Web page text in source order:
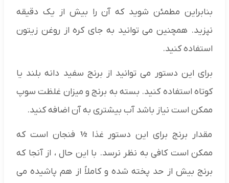
بنابراین مطمئن شوید که آن را بیش از یک دقیقه
نپزید. همچنین می توانید به جای کره از روغن زیتون
استفاده کنید.
برای این دستور می توانید از برنج سفید دانه بلند یا
کوتاه استفاده کنید. بسته به برنج و میزان غلظت سوپ
ممکن است نیاز باشد آب بیشتری به آن اضافه کنید.
مقدار برنج برای این دستور غذا ½ فنجان است که
ممکن است کافی به نظر نرسد. با این حال ، از آنجا که
برنج بیش از حد پخته شده و کاملاً از هم پاشیده می